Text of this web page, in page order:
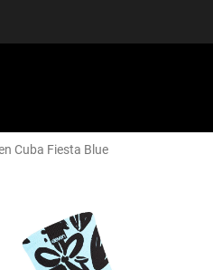
Cuba Fiesta Blue